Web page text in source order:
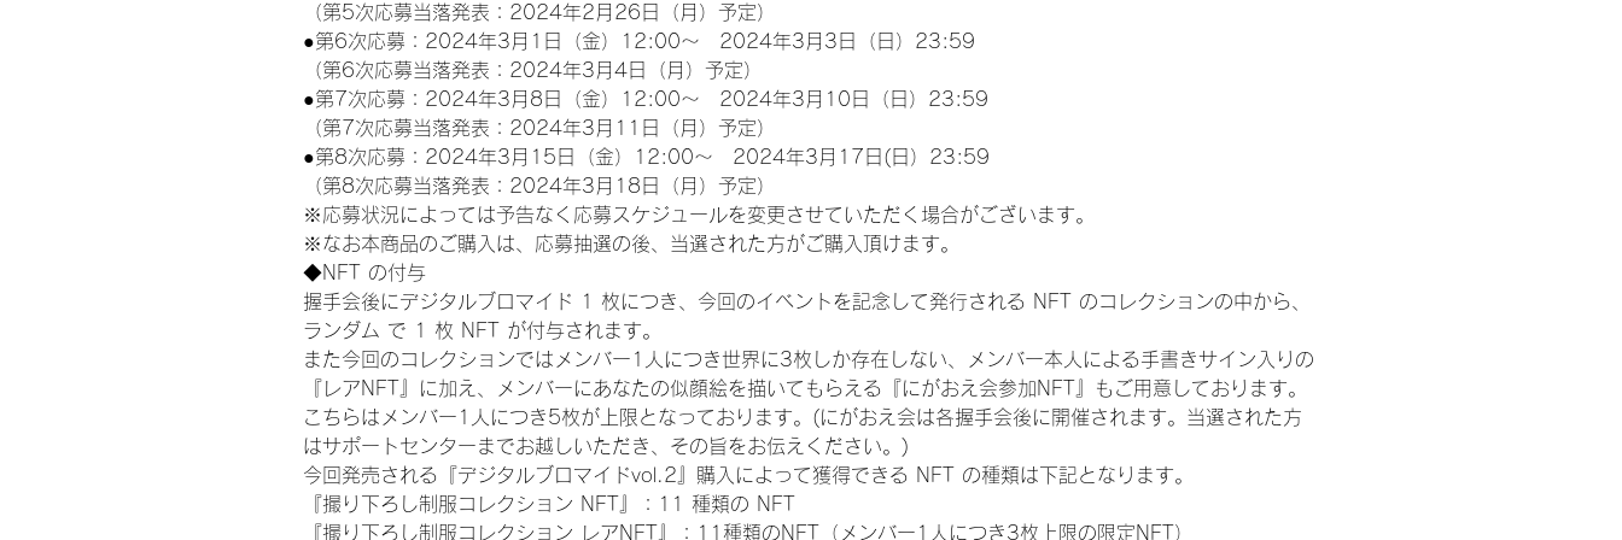
（第5次応募当落発表：2024年2月26日（月）予定）
●第6次応募：2024年3月1日（金）12:00～　2024年3月3日（日）23:59
（第6次応募当落発表：2024年3月4日（月）予定）
●第7次応募：2024年3月8日（金）12:00～　2024年3月10日（日）23:59
（第7次応募当落発表：2024年3月11日（月）予定）
●第8次応募：2024年3月15日（金）12:00～　2024年3月17日(日）23:59
（第8次応募当落発表：2024年3月18日（月）予定）
※応募状況によっては予告なく応募スケジュールを変更させていただく場合がございます。
※なお本商品のご購入は、応募抽選の後、当選された方がご購入頂けます。
◆NFT の付与
握手会後にデジタルブロマイド 1 枚につき、今回のイベントを記念して発行される NFT のコレクションの中から、
ランダム で 1 枚 NFT が付与されます。
また今回のコレクションではメンバー1人につき世界に3枚しか存在しない、メンバー本人による手書きサイン入りの
『レアNFT』に加え、メンバーにあなたの似顔絵を描いてもらえる『にがおえ会参加NFT』もご用意しております。
こちらはメンバー1人につき5枚が上限となっております。(にがおえ会は各握手会後に開催されます。当選された方
はサポートセンターまでお越しいただき、その旨をお伝えください。)
今回発売される『デジタルブロマイドvol.2』購入によって獲得できる NFT の種類は下記となります。
『撮り下ろし制服コレクション NFT』：11 種類の NFT
『撮り下ろし制服コレクション レアNFT』：11種類のNFT（メンバー1人につき3枚上限の限定NFT）